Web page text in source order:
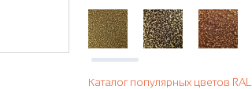
Каталог популярных цветов RAL